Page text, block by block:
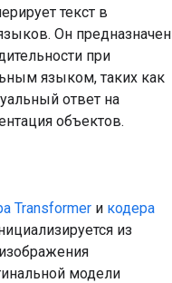
текст в
Он предназначен
при
языком, таких как
ответ на
объектов.
Transformer и кодера
из
модели